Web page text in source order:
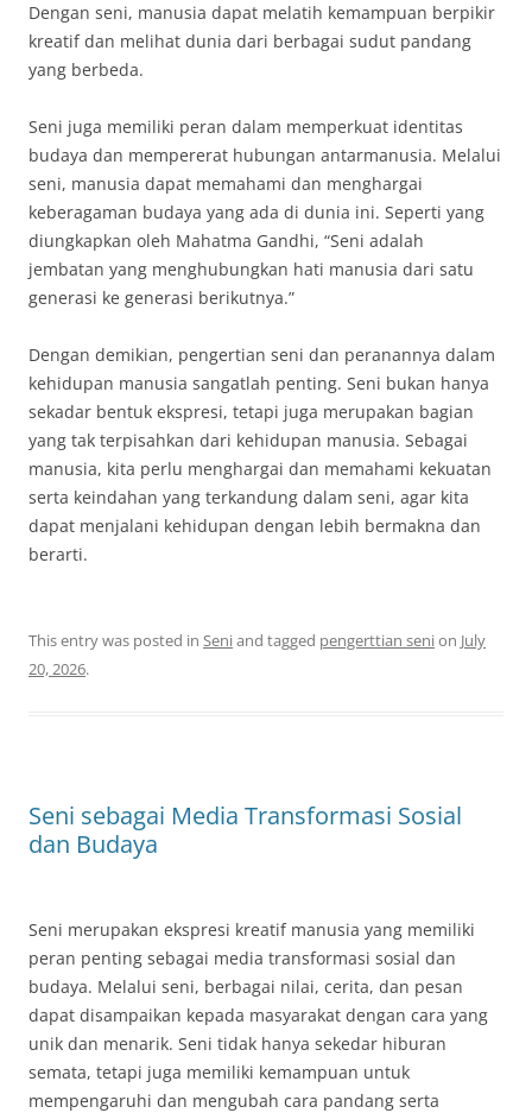
Dengan seni, manusia dapat melatih kemampuan berpikir
kreatif dan melihat dunia dari berbagai sudut pandang
yang berbeda.
Seni juga memiliki peran dalam memperkuat identitas
budaya dan mempererat hubungan antarmanusia. Melalui
seni, manusia dapat memahami dan menghargai
keberagaman budaya yang ada di dunia ini. Seperti yang
diungkapkan oleh Mahatma Gandhi, “Seni adalah
jembatan yang menghubungkan hati manusia dari satu
generasi ke generasi berikutnya.”
Dengan demikian, pengertian seni dan peranannya dalam
kehidupan manusia sangatlah penting. Seni bukan hanya
sekadar bentuk ekspresi, tetapi juga merupakan bagian
yang tak terpisahkan dari kehidupan manusia. Sebagai
manusia, kita perlu menghargai dan memahami kekuatan
serta keindahan yang terkandung dalam seni, agar kita
dapat menjalani kehidupan dengan lebih bermakna dan
berarti.
This entry was posted in Seniand tagged pengerttian senion July
20, 2026.
Seni sebagai Media Transformasi Sosial
dan Budaya
Seni merupakan ekspresi kreatif manusia yang memiliki
peran penting sebagai media transformasi sosial dan
budaya. Melalui seni, berbagai nilai, cerita, dan pesan
dapat disampaikan kepada masyarakat dengan cara yang
unik dan menarik. Seni tidak hanya sekedar hiburan
semata, tetapi juga memiliki kemampuan untuk
mempengaruhi dan mengubah cara pandang serta